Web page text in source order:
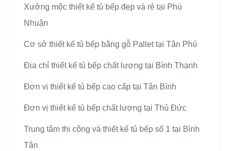
Xưởng mộc thiết kế tủ bếp đẹp và rẻ tại Phú
Nhuận
Cơ sở thiết kế tủ bếp bằng gỗ Pallet tại Tân Phú
Địa chỉ thiết kế tủ bếp chất lượng tại Bình Thạnh
Đơn vị thiết kế tủ bếp cao cấp tại Tân Bình
Đơn vị thiết kế tủ bếp chất lượng tại Thủ Đức
Trung tâm thi công và thiết kế tủ bếp số 1 tại Bình
Tân